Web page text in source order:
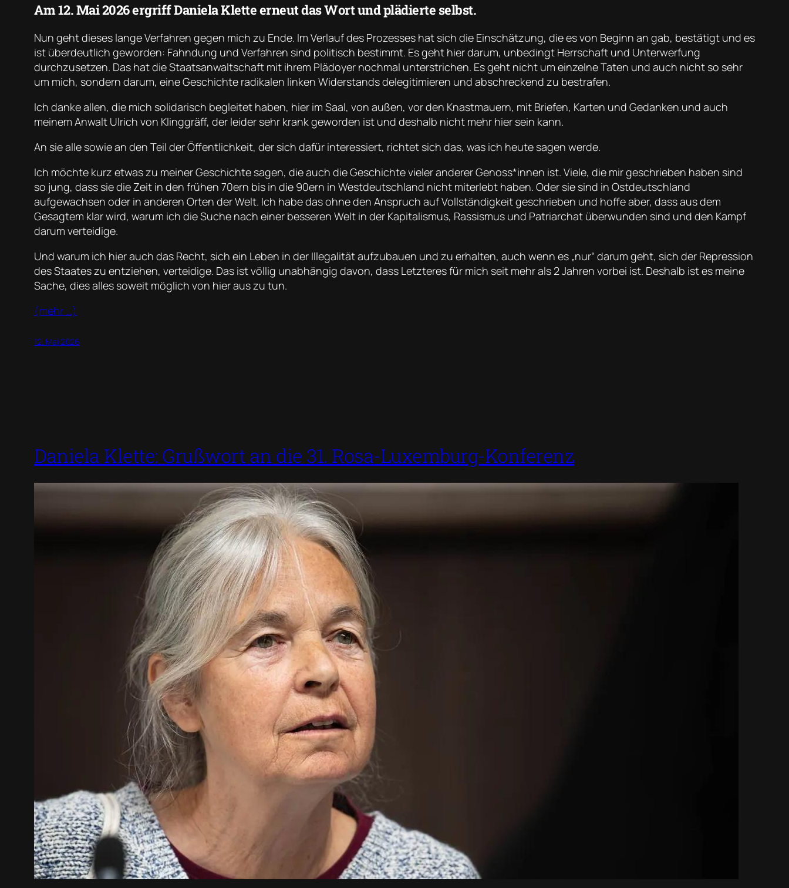
Am 12. Mai 2026 ergriff Daniela Klette erneut das Wort und plädierte selbst.
Nun geht dieses lange Verfahren gegen mich zu Ende. Im Verlauf des Prozesses hat sich die Einschätzung, die es von Beginn an gab, bestätigt und es
ist überdeutlich geworden: Fahndung und Verfahren sind politisch bestimmt. Es geht hier darum, unbedingt Herrschaft und Unterwerfung
durchzusetzen. Das hat die Staatsanwaltschaft mit ihrem Plädoyer nochmal unterstrichen. Es geht nicht um einzelne Taten und auch nicht so sehr
um mich, sondern darum, eine Geschichte radikalen linken Widerstands delegitimieren und abschreckend zu bestrafen.
Ich danke allen, die mich solidarisch begleitet haben, hier im Saal, von außen, vor den Knastmauern, mit Briefen, Karten und Gedanken.und auch
meinem Anwalt Ulrich von Klinggräff, der leider sehr krank geworden ist und deshalb nicht mehr hier sein kann.
An sie alle sowie an den Teil der Öffentlichkeit, der sich dafür interessiert, richtet sich das, was ich heute sagen werde.
Ich möchte kurz etwas zu meiner Geschichte sagen, die auch die Geschichte vieler anderer Genoss*innen ist. Viele, die mir geschrieben haben sind
so jung, dass sie die Zeit in den frühen 70ern bis in die 90ern in Westdeutschland nicht miterlebt haben. Oder sie sind in Ostdeutschland
aufgewachsen oder in anderen Orten der Welt. Ich habe das ohne den Anspruch auf Vollständigkeit geschrieben und hoffe aber, dass aus dem
Gesagtem klar wird, warum ich die Suche nach einer besseren Welt in der Kapitalismus, Rassismus und Patriarchat überwunden sind und den Kampf
darum verteidige.
Und warum ich hier auch das Recht, sich ein Leben in der Illegalität aufzubauen und zu erhalten, auch wenn es „nur“ darum geht, sich der Repression
des Staates zu entziehen, verteidige. Das ist völlig unabhängig davon, dass Letzteres für mich seit mehr als 2 Jahren vorbei ist. Deshalb ist es meine
Sache, dies alles soweit möglich von hier aus zu tun.
(mehr …)
12. Mai 2026
Daniela Klette: Grußwort an die 31. Rosa-Luxemburg-Konferenz